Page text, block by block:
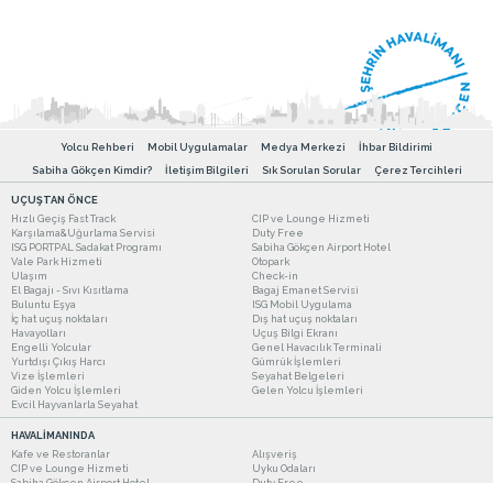
Yolcu Rehberi Mobil Uygulamalar Medya Merkezi
İhbar Bildirimi
Sabiha Gökçen Kimdir?
İletişim Bilgileri Sık Sorulan Sorular Çerez Tercihleri
UÇUŞTAN ÖNCE
Hızlı Geçiş Fast Track
CIP ve Lounge Hizmeti
Karşılama&Uğurlama Servisi
Duty Free
ISG PORTPAL Sadakat Programı
Sabiha Gökçen Airport Hotel
Vale Park Hizmeti
Otopark
Ulaşım
Check-in
El Bagajı - Sıvı Kısıtlama
Bagaj Emanet Servisi
Buluntu Eşya
ISG Mobil Uygulama
İç hat uçuş noktaları
Dış hat uçuş noktaları
Havayolları
Uçuş Bilgi Ekranı
Engelli Yolcular
Genel Havacılık Terminali
Yurtdışı Çıkış Harcı
Gümrük İşlemleri
Vize İşlemleri
Seyahat Belgeleri
Giden Yolcu İşlemleri
Gelen Yolcu İşlemleri
Evcil Hayvanlarla Seyahat
HAVALİMANINDA
Kafe ve Restoranlar
Alışveriş
CIP ve Lounge Hizmeti
Uyku Odaları